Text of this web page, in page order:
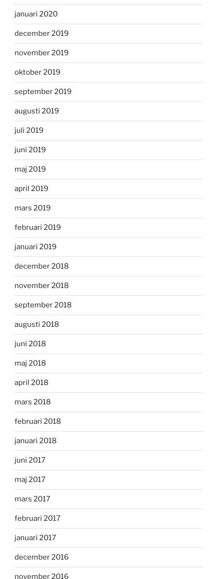
januari 2020
december 2019
november 2019
oktober 2019
september 2019
augusti 2019
juli 2019
juni 2019
maj 2019
april 2019
mars 2019
februari 2019
januari 2019
december 2018
november 2018
september 2018
augusti 2018
juni 2018
maj 2018
april 2018
mars 2018
februari 2018
januari 2018
juni 2017
maj 2017
mars 2017
februari 2017
januari 2017
december 2016
november 2016